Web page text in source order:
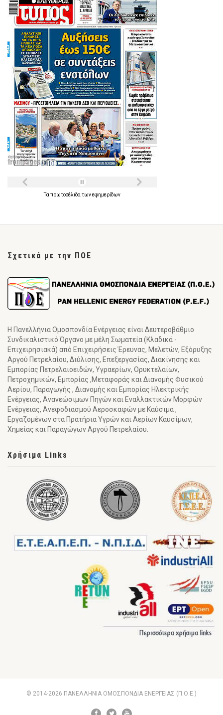
Τα πρωτοσέλιδα τωνεφημερίδων
Σχετικά με την ΠΟΕ
Η Πανελλήνια Ομοσπονδία Ενέργειας είναι Δευτεροβάθμιο
Συνδικαλιστικό Όργανο με μέλη Σωματεία (Κλαδικά -
Επιχειρησιακά) από Επιχειρήσεις Έρευνας, Μελετών, Εξόρυξης
Αργού Πετρελαίου, Διύλισης, Επεξεργασίας, Διακίνησης και
Εμπορίας Πετρελαιοειδών, Υγραερίων, Ορυκτελαίων,
Πετροχημικών, Εμπορίας ,Μεταφοράς και Διανομής Φυσικού
Αερίου, Παραγωγής , Διανομής και Εμπορίας Ηλεκτρικής
Ενέργειας, Ανανεώσιμων Πηγών και Εναλλακτικών Μορφών
Ενέργειας, Ανεφοδιασμού Αεροσκαφών με Καύσιμα ,
Εργαζομένων στα Πρατήρια Υγρών και Αερίων Καυσίμων,
Χημείας και Παραγώγων Αργού Πετρελαίου.
Χρήσιμα Links
© 2014-2026 ΠΑΝΕΛΛΗΝΙΑ ΟΜΟΣΠΟΝΔΙΑ ΕΝΕΡΓΕΙΑΣ (Π.Ο.Ε.)